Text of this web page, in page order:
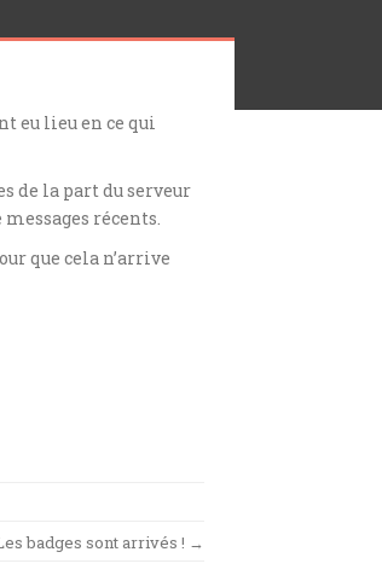
eu lieu en ce qui
de la part du serveur
récents.
que cela n’arrive
badges sont arrivés ! →